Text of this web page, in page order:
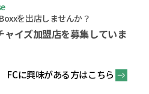
を出店しませんか？
ャイズ加盟店を募集していま
FCに興味がある方はこちら